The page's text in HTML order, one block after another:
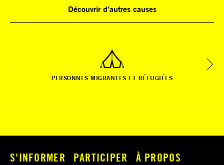
Découvrir d'autres causes
PERSONNES MIGRANTES ET RÉFUGIÉES
S'INFORMER PARTICIPER À PROPOS